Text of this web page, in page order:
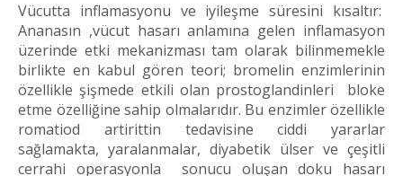
Vücutta inflamasyonu ve iyileşme süresini kısaltır:
Ananasın ,vücut hasarı anlamına gelen inflamasyon
üzerinde etki mekanizması tam olarak bilinmemekle
birlikte en kabul gören teori; bromelin enzimlerinin
özellikle şişmede etkili olan prostoglandinleri bloke
etme özelliğine sahip olmalarıdır. Bu enzimler özellikle
romatiod artirittin tedavisine ciddi yararlar
sağlamakta, yaralanmalar, diyabetik ülser ve çeşitli
cerrahi operasyonla sonucu oluşan doku hasarı